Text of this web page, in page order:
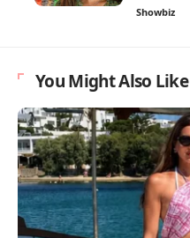
Showbiz
You Might Also Like